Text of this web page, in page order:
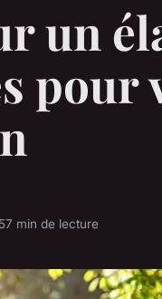
un
pour
7 min de lecture